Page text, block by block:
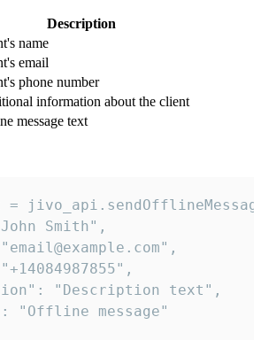
Description
name
email
phone number
information about the client
message text
Smith",
"Description text",
"Offline message"